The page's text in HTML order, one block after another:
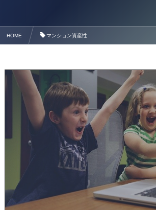
HOME マンション資産性